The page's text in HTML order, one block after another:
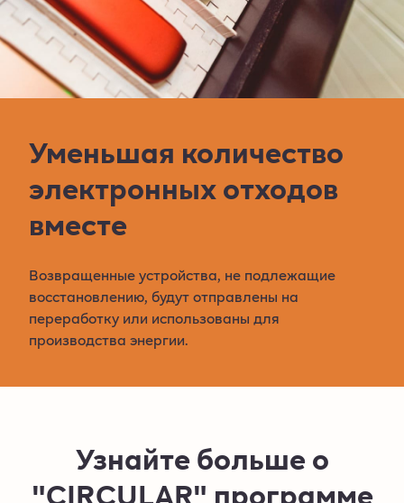
Уменьшая количество
электронных отходов
вместе
Возвращенные устройства, не подлежащие
восстановлению, будут отправлены на
переработку или использованы для
производства энергии.
Узнайте больше о
"CIRCULAR" программе